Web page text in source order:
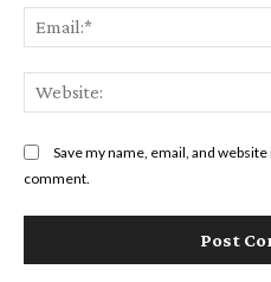
Save my name, email, and
comment.